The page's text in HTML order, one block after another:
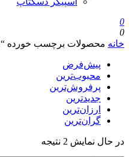
0
0
خانه محصولات برچسب خورده “V801”
پیش‌فرض
محبوب‌ترین
پرفروش‌ترین
جدیدترین
ارزان‌ترین
گران‌ترین
در حال نمایش 2 نتیجه